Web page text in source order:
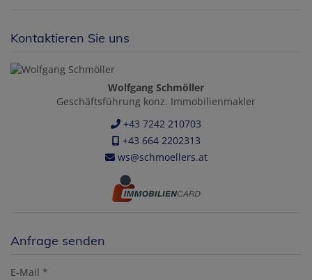
Kontaktieren Sie uns
Wolfgang Schmöller
Geschäftsführung konz. Immobilienmakler
+43 7242 210703
+43 664 2202313
ws@schmoellers.at
Anfrage senden
E-Mail